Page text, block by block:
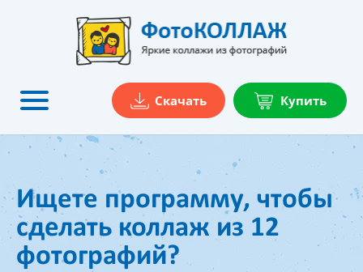
Купить
Скачать
Ищете программу, чтобы
сделать коллаж из 12
фотографий?